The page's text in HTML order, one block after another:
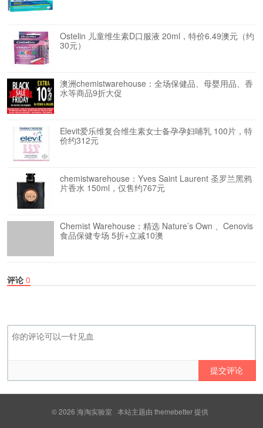
Ostelin 儿童维生素D口服液 20ml，特价6.49澳元（约
30元）
澳洲chemistwarehouse：全场保健品、母婴用品、香
水等商品9折大促
Elevit爱乐维复合维生素女士备孕孕妇哺乳 100片，特
价约312元
chemistwarehouse：Yves Saint Laurent 圣罗兰黑鸦
片香水 150ml，仅售约767元
Chemist Warehouse：精选 Nature’s Own 、Cenovis
食品保健专场 5折+立减10澳
评论 0
提交评论
© 2026 海淘实验室 本站主题由 themebetter提供